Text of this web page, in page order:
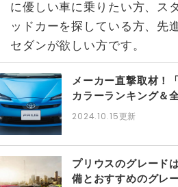
に優しい車に乗りたい方、ス
ッドカーを探している方、先
セダンが欲しい方です。
メーカー直撃取材！
カラーランキング＆
2024.10.15更新
プリウスのグレード
備とおすすめのグレ